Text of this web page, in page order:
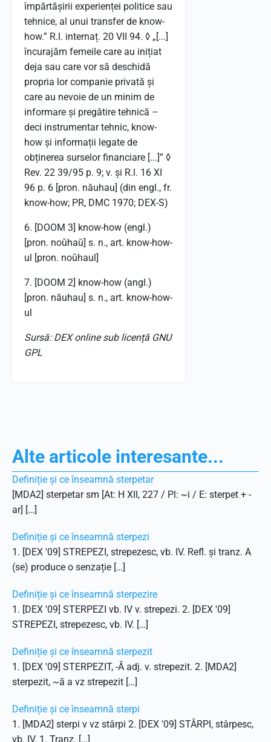
împărtășirii experienței politice sau
tehnice, al unui transfer de know-
how.” R.l. internaț. 20 VII 94. ◊ „[...]
încurajăm femeile care au inițiat
deja sau care vor să deschidă
propria lor companie privată și
care au nevoie de un minim de
informare și pregătire tehnică –
deci instrumentar tehnic, know-
how și informații legate de
obținerea surselor financiare [...]” ◊
Rev. 22 39/95 p. 9; v. și R.l. 16 XI
96 p. 6 [pron. năuhau] (din engl., fr.
know-how; PR, DMC 1970; DEX-S)
6. [DOOM 3] know-how (engl.)
[pron. noŭhaŭ] s. n., art. know-how-
ul [pron. noŭhaul]
7. [DOOM 2] know-how (angl.)
[pron. năuhau] s. n., art. know-how-
ul
Sursă: DEX online sub licență GNU
GPL
Alte articole interesante...
Definiție și ce înseamnă sterpetar
[MDA2] sterpetar sm [At: H XII, 227 / Pl: ~i / E: sterpet + -
ar] […]
Definiție și ce înseamnă sterpezi
1. [DEX '09] STREPEZI, strepezesc, vb. IV. Refl. și tranz. A
(se) produce o senzație […]
Definiție și ce înseamnă sterpezire
1. [DEX '09] STERPEZI vb. IV v. strepezi. 2. [DEX '09]
STREPEZI, strepezesc, vb. IV. […]
Definiție și ce înseamnă sterpezit
1. [DEX '09] STERPEZIT, -Ă adj. v. strepezit. 2. [MDA2]
sterpezit, ~ă a vz strepezit […]
Definiție și ce înseamnă sterpi
1. [MDA2] sterpi v vz stârpi 2. [DEX '09] STÂRPI, stârpesc,
vb. IV. 1. Tranz. […]